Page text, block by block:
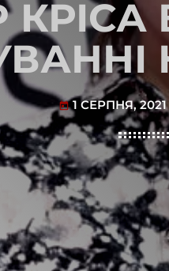
today 1 СЕРПНЯ, 2021